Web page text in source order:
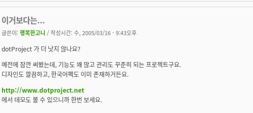
이거보다는...
글쓴이: 행복한고니 / 작성시간: 수, 2005/03/16 - 9:43오후
dotProject 가 더 낫지 않나요?
예전에 잠깐 써봤는데, 기능도 꽤 많고 관리도 꾸준히 되는 프로젝트구요.
디자인도 깔끔하고, 한국어팩도 이미 존재하거든요.
http://www.dotproject.net
에서 데모도 볼 수 있으니까 한번 보세요.